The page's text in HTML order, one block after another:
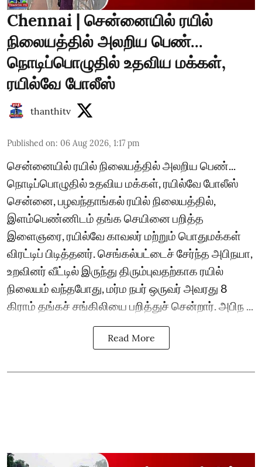
Chennai | சென்னையில் ரயில்
நிலையத்தில் அலறிய பெண்...
நொடிப்பொழுதில் உதவிய மக்கள்,
ரயில்வே போலீஸ்
thanthitv
Published on: 06 Aug 2026, 1:17 pm
சென்னையில் ரயில் நிலையத்தில் அலறிய பெண்...
நொடிப்பொழுதில் உதவிய மக்கள், ரயில்வே போலீஸ்
சென்னை, பழவந்தாங்கல் ரயில் நிலையத்தில்,
இளம்பெண்ணிடம் தங்க செயினை பறித்த
இளைஞரை, ரயில்வே காவலர் மற்றும் பொதுமக்கள்
விரட்டிப் பிடித்தனர். செங்கல்பட்டைச் சேர்ந்த அபிநயா,
உறவினர் வீட்டில் இருந்து திரும்புவதற்காக ரயில்
நிலையம் வந்தபோது, மர்ம நபர் ஒருவர் அவரது 8
கிராம் தங்கச் சங்கிலியை பறித்துச் சென்றார். அபிந ...
Read More